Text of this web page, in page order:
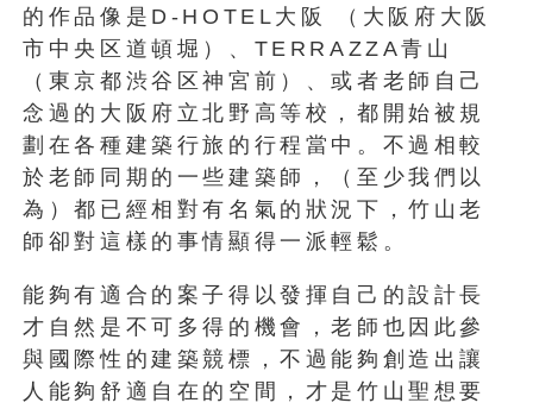
的作品像是D-HOTEL大阪 （大阪府大阪
市中央区道頓堀）、TERRAZZA青山
（東京都渋谷区神宮前）、或者老師自己
念過的大阪府立北野高等校，都開始被規
劃在各種建築行旅的行程當中。不過相較
於老師同期的一些建築師，（至少我們以
為）都已經相對有名氣的狀況下，竹山老
師卻對這樣的事情顯得一派輕鬆。
能夠有適合的案子得以發揮自己的設計長
才自然是不可多得的機會，老師也因此參
與國際性的建築競標，不過能夠創造出讓
人能夠舒適自在的空間，才是竹山聖想要